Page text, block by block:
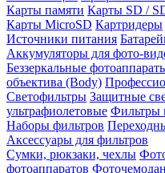
Карты памяти Карты SD /
Карты MicroSD Картридеры
Источники питания
Аккумуляторы для фото-
Беззеркальные
объектива (Body)
Светофильтры Защитные
ультрафиолетовые Фильтры
Наборы фильтров
Аксессуары для фильтров
Сумки, рюкзаки, чехлы
фотоаппаратов